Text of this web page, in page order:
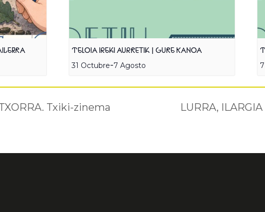
TELOIA IREKI AURRETIK | GURE KANOA
31 Octubre-7 Agosto
Txiki-zinema
LURRA,